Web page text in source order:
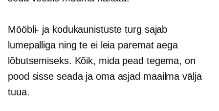
Mööbli- ja kodukaunistuste turg sajab
lumepalliga ning te ei leia paremat aega
lõbutsemiseks. Kõik, mida pead tegema, on
pood sisse seada ja oma asjad maailma välja
tuua.